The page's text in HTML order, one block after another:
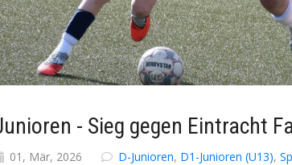
- Sieg gegen Eintracht
01, Mär, 2026 D-Junioren, D1-Junioren (U13),